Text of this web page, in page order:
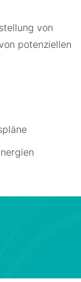
von
potenziellen